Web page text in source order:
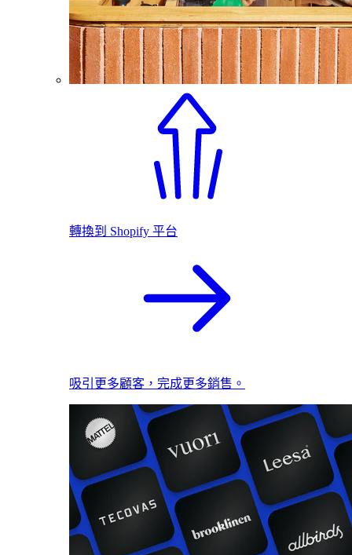
轉換到 Shopify 平台
吸引更多顧客，完成更多銷售。